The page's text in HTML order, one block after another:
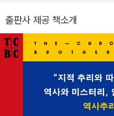
을 받았다. 1981년에는 캐드펠
Brother Cadfael)의 한 권인 『수
가협회에서 주는 실버 대거 상을
Empire)을 수여받았다. 캐드펠 수사 시리즈는 문학적 성취와 함
께 역사와 인간에 대한 깊은 애
사랑을 받는 고전으로 손꼽힌다.
가방』 『프로방스에서의 1년』 『위
출판사 제공 책소개